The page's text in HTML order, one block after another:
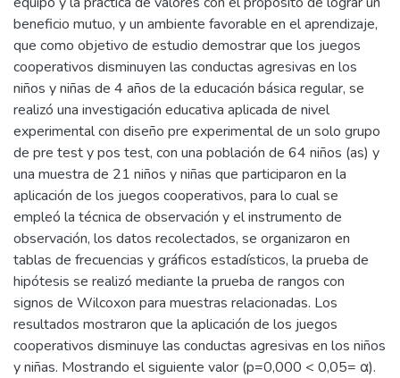
beneficio mutuo, y un ambiente favorable en el aprendizaje,
que como objetivo de estudio demostrar que los juegos
cooperativos disminuyen las conductas agresivas en los
niños y niñas de 4 años de la educación básica regular, se
realizó una investigación educativa aplicada de nivel
experimental con diseño pre experimental de un solo grupo
de pre test y pos test, con una población de 64 niños (as) y
una muestra de 21 niños y niñas que participaron en la
aplicación de los juegos cooperativos, para lo cual se
empleó la técnica de observación y el instrumento de
observación, los datos recolectados, se organizaron en
tablas de frecuencias y gráficos estadísticos, la prueba de
hipótesis se realizó mediante la prueba de rangos con
signos de Wilcoxon para muestras relacionadas. Los
resultados mostraron que la aplicación de los juegos
cooperativos disminuye las conductas agresivas en los niños
y niñas. Mostrando el siguiente valor (p=0,000 < 0,05= α).